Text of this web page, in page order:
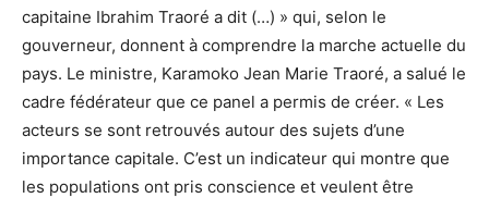
capitaine Ibrahim Traoré a dit (…) » qui, selon le
gouverneur, donnent à comprendre la marche actuelle du
pays. Le ministre, Karamoko Jean Marie Traoré, a salué le
cadre fédérateur que ce panel a permis de créer. « Les
acteurs se sont retrouvés autour des sujets d’une
importance capitale. C’est un indicateur qui montre que
les populations ont pris conscience et veulent être